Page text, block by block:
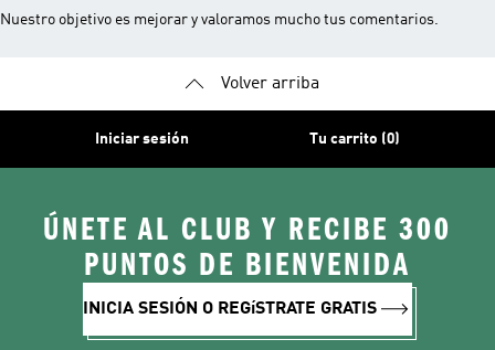
Nuestro objetivo es mejorar y valoramos mucho tus comentarios.
Volver arriba
Iniciar sesión Tu carrito (0)
ÚNETE AL CLUB Y RECIBE 300
PUNTOS DE BIENVENIDA
INICIA SESIÓN O REGíSTRATE GRATIS